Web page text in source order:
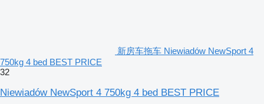
新房车拖车 Niewiadów NewSport 4
750kg 4 bed BEST PRICE
32
Niewiadów NewSport 4 750kg 4 bed BEST PRICE